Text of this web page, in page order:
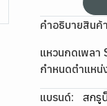
คำอธิบายสินค้
แหวนกดเพลา
กำหนดตำแหน่
แบรนด์:
สกรู